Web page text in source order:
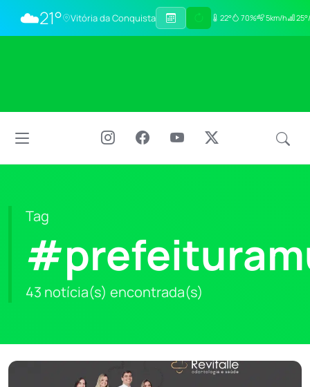
☁️21° Vitória da Conquista 22° 70% 5km/h
Tag
43 notícia(s) encontrada(s)